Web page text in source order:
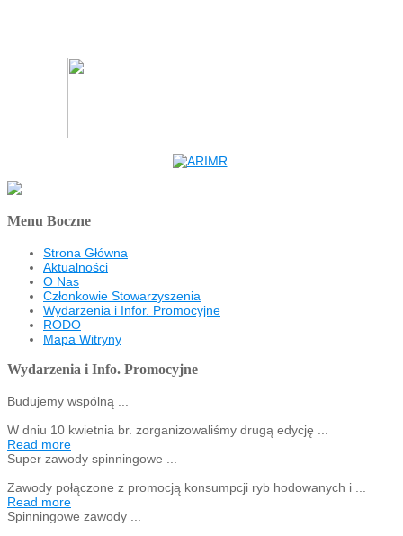
Menu Boczne
Strona Główna
Aktualności
O Nas
Członkowie Stowarzyszenia
Wydarzenia i Infor. Promocyjne
RODO
Mapa Witryny
Wydarzenia i Info. Promocyjne
Budujemy wspólną ...
W dniu 10 kwietnia br. zorganizowaliśmy drugą edycję ...
Read more
Super zawody spinningowe ...
Zawody połączone z promocją konsumpcji ryb hodowanych i ...
Read more
Spinningowe zawody ...